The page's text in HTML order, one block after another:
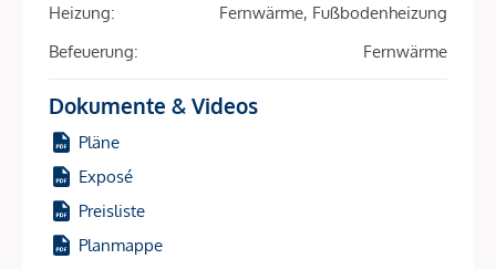
Bauweise: Die Photovoltaikanlage auf dem Dach und
moderne Materialien tragen zu einem nachhaltigen
Betriebskosten und steigern den Wert Ihrer Immobilie.
Vorteile für Kapitalanleger auf einen Blick
269 Eigentumswohnungen für flexible Nutzung
Verschiedene Wohnungsgrößen (2 bis 4 Zimmer, ca.
38–124 m²)
Heizung:
Fernwärme, Fußbodenheizung
Befeuerung:
Fernwärme
Dokumente & Videos
Pläne
Exposé
Preisliste
Planmappe